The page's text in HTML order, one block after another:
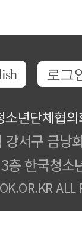
로그
소년단체협
서구 금낭
층 한국청소
ALL